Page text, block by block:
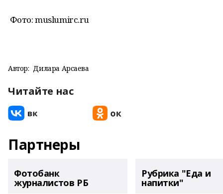
Фото: muslumirc.ru
Автор: Дилара Арсаева
Читайте нас
Партнеры
Фотобанк
журналистов РБ
Рубрика "Еда и
напитки"